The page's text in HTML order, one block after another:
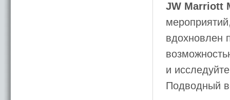
JW Marriott
вдохновлен
и
Подводный